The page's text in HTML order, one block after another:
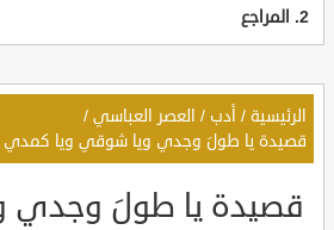
المراجع
الرئيسية / أدب / العصر العباسي /
قصيدة يا طولَ وجدي ويا شوقي ويا كمدي
قصيدة يا طولَ وجدي